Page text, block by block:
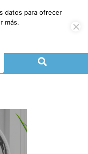
datos para ofrecer
más.